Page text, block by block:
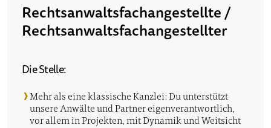
Rechtsanwaltsfachangestellte /
Rechtsanwaltsfachangestellter
Die Stelle:
Mehr als eine klassische Kanzlei: Du unterstützt
unsere Anwälte und Partner eigenverantwortlich,
vor allem in Projekten, mit Dynamik und Weitsicht